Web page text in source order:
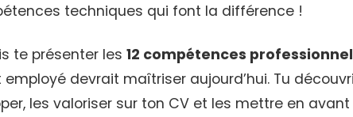
techniques qui font la différence !
te présenter les12 compétences
devrait maîtriser aujourd’hui. Tu
les valoriser sur ton CV et les mettre en